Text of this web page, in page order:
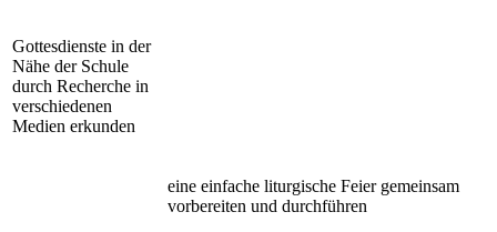
Gottesdienste in der
Nähe der Schule
durch Recherche in
verschiedenen
Medien erkunden
eine einfache liturgische Feier gemeinsam
vorbereiten und durchführen